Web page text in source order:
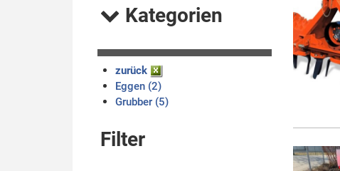
Kategorien
zurück
Eggen (2)
Grubber (5)
Filter